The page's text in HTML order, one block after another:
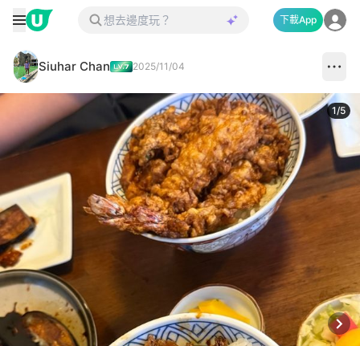
下載App
Siuhar Chan 2025/11/04
1/5